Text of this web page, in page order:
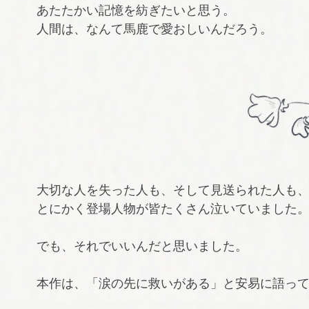
あたたかい記憶を紡ぎたいと思う。
人間は、なんて馬鹿で愛おしいんだろう。
大切な人を失った人も、そして見送られた人も、
とにかく登場人物が皆たくさん泣いていました。
でも、それでいいんだと思いました。
本作は、「涙の先に救いがある」と安易に語っ